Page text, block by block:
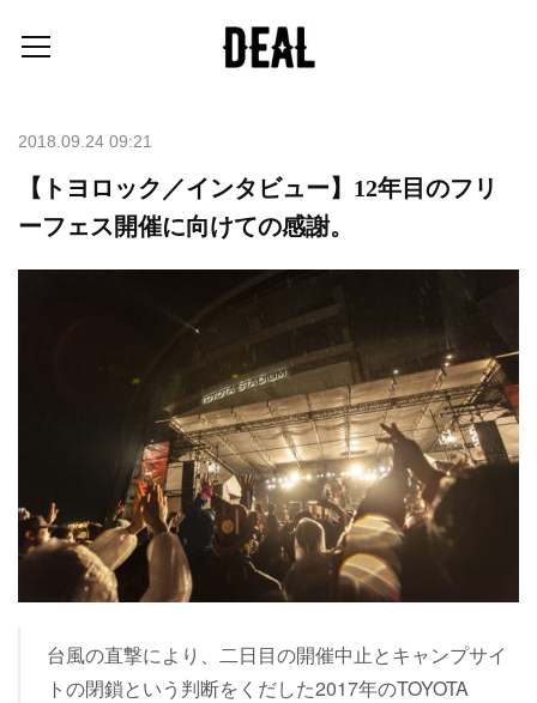
2018.09.24 09:21
【トヨロック／インタビュー】12年目のフリ
ーフェス開催に向けての感謝。
台風の直撃により、二日目の開催中止とキャンプサイ
トの閉鎖という判断をくだした2017年のTOYOTA